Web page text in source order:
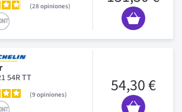
28 opiniones
54R TT
9 opiniones 54,30 €